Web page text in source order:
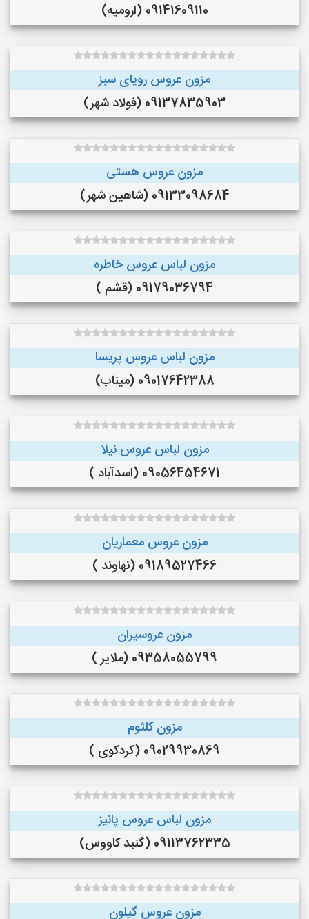
09141609110 (ارومیه)
مزون عروس رویای سبز
09137835903 (فولاد شهر)
مزون عروس هستی
09133098684 (شاهین شهر)
مزون لباس عروس خاطره
09179036794 (قشم )
مزون لباس عروس پریسا
09017642388 (میناب)
مزون لباس عروس نیلا
09056454671 (اسدآباد )
مزون عروس معماریان
09189527466 (نهاوند )
مزون عروسیران
09358055799 (ملایر )
مزون کلثوم
09029930869 (کردکوی )
مزون لباس عروس پانیز
09113762335 (گنبد کاووس)
مزون عروس گیلون